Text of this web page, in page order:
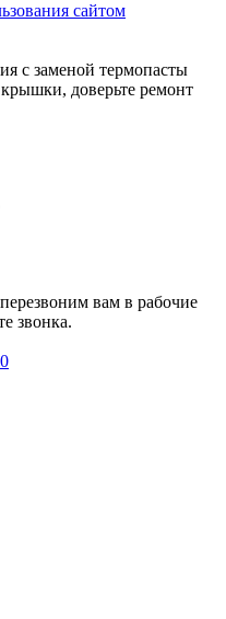
сайтом
с заменой термопасты
доверьте ремонт
вам в рабочие
звонка.